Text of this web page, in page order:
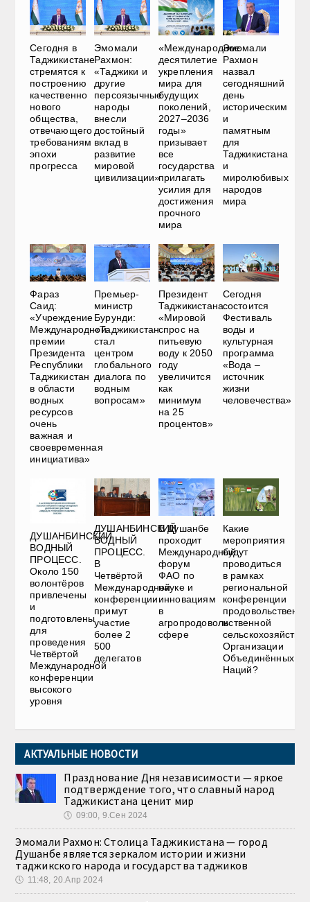
Сегодня в
Таджикистане
стремятся к
построению
качественно
нового
общества,
отвечающего
требованиям
эпохи
прогресса
Эмомали
Рахмон:
«Таджики и
другие
персоязычные
народы
внесли
достойный
вклад в
развитие
мировой
цивилизации»
«Международное
десятилетие
укрепления
мира для
будущих
поколений,
2027–2036
годы»
призывает
все
государства
прилагать
усилия для
достижения
прочного
мира
Эмомали
Рахмон
назвал
сегодняшний
день
историческим
и
памятным
для
Таджикистана
и
миролюбивых
народов
мира
Фараз
Саид:
«Учреждение
Международной
премии
Президента
Республики
Таджикистан
в области
водных
ресурсов
очень
важная и
своевременная
инициатива»
Премьер-
министр
Бурунди:
«Таджикистан
стал
центром
глобального
диалога по
водным
вопросам»
Президент
Таджикистана:
«Мировой
спрос на
питьевую
воду к 2050
году
увеличится
как
минимум
на 25
процентов»
Сегодня
состоится
Фестиваль
воды и
культурная
программа
«Вода –
источник
жизни
человечества»
ДУШАНБИНСКИЙ
ВОДНЫЙ
ПРОЦЕСС.
Около 150
волонтёров
привлечены
и
подготовлены
для
проведения
Четвёртой
Международной
конференции
высокого
уровня
ДУШАНБИНСКИЙ
ВОДНЫЙ
ПРОЦЕСС.
В
Четвёртой
Международной
конференции
примут
участие
более 2
500
делегатов
В Душанбе
проходит
Международный
форум
ФАО по
науке и
инновациям
в
агропродовольственной
сфере
Какие
мероприятия
будут
проводиться
в рамках
региональной
конференции
и
Организации
Объединённых
Наций?
АКТУАЛЬНЫЕ НОВОСТИ
Празднование Дня независимости — яркое
подтверждение того, что славный народ
Таджикистана ценит мир
🕔 09:00, 9.Сен 2024
Эмомали Рахмон: Столица Таджикистана — город
Душанбе является зеркалом истории и жизни
таджикского народа и государства таджиков
🕔 11:48, 20.Апр 2024